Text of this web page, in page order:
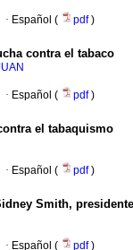
· Español ( pdf)
contra el tabaco
· Español ( pdf)
el tabaquismo
· Español ( pdf)
Smith,
· Español ( pdf)